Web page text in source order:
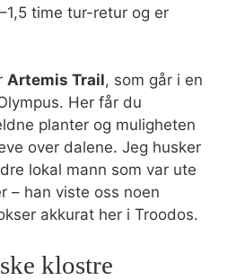
time tur-retur og er
Artemis Trail, som går i en
Her får du
planter og muligheten
over dalene. Jeg husker
lokal mann som var ute
– han viste oss noen
akkurat her i Troodos.
klostre